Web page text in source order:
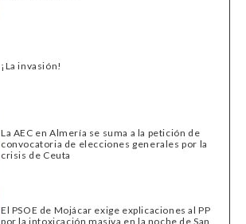
¡La invasión!
La AEC en Almería se suma a la petición de
convocatoria de elecciones generales por la
crisis de Ceuta
El PSOE de Mojácar exige explicaciones al PP
por la intoxicación masiva en la noche de San